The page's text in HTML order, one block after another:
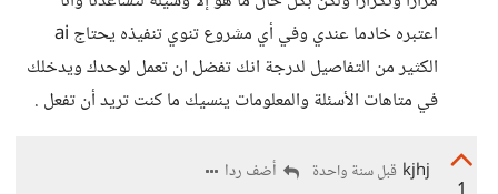
اعتبره خادما عندي وفي أي مشروع تنوي تنفيذه يحتاج ai
الكثير من التفاصيل لدرجة انك تفضل ان تعمل لوحدك ويدخلك
في متاهات الأسئلة والمعلومات ينسيك ما كنت تريد أن تفعل .
kjhj قبل سنة واحدة أضف ردا